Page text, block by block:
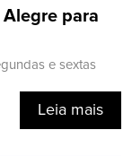
para
e sextas
Leia mais